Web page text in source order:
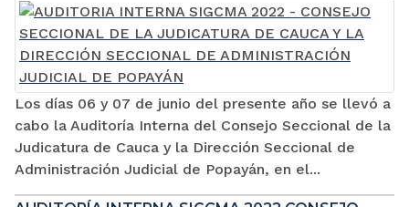
Los días 06 y 07 de junio del presente año se llevó a
cabo la Auditoría Interna del Consejo Seccional de la
Judicatura de Cauca y la Dirección Seccional de
Administración Judicial de Popayán, en el...